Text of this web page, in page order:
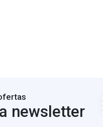
newsletter